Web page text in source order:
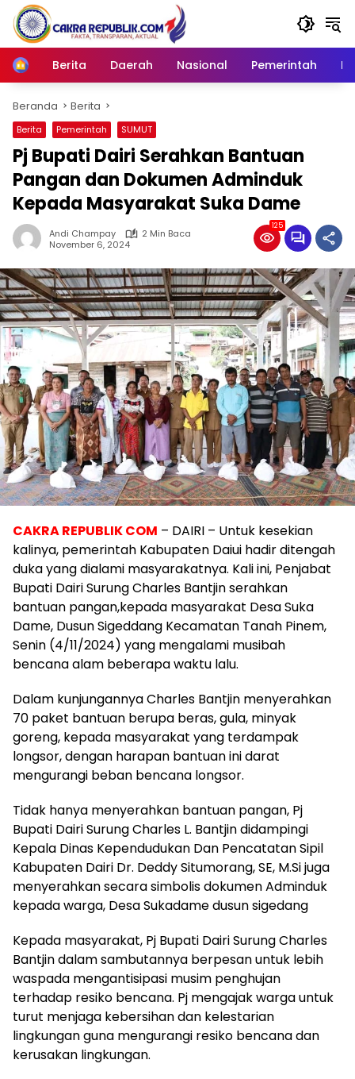
Langsung
konten
Home
Berita Daerah Nasional Pemerintah
Beranda Berita
Berita Pemerintah SUMUT
Pj Bupati Dairi Serahkan Bantuan
Pangan dan Dokumen Adminduk
Kepada Masyarakat Suka Dame
Andi Champay
2 Min Baca
November 6, 2024
125
CAKRA REPUBLIK COM – DAIRI – Untuk kesekian
kalinya, pemerintah Kabupaten Daiui hadir ditengah
duka yang dialami masyarakatnya. Kali ini, Penjabat
Bupati Dairi Surung Charles Bantjin serahkan
bantuan pangan,kepada masyarakat Desa Suka
Dame, Dusun Sigeddang Kecamatan Tanah Pinem,
Senin (4/11/2024) yang mengalami musibah
bencana alam beberapa waktu lalu.
Dalam kunjungannya Charles Bantjin menyerahkan
70 paket bantuan berupa beras, gula, minyak
goreng, kepada masyarakat yang terdampak
longsor, dengan harapan bantuan ini darat
mengurangi beban bencana longsor.
Tidak hanya menyerahkan bantuan pangan, Pj
Bupati Dairi Surung Charles L. Bantjin didampingi
Kepala Dinas Kependudukan Dan Pencatatan Sipil
Kabupaten Dairi Dr. Deddy Situmorang, SE, M.Si juga
menyerahkan secara simbolis dokumen Adminduk
kepada warga, Desa Sukadame dusun sigedang
Kepada masyarakat, Pj Bupati Dairi Surung Charles
Bantjin dalam sambutannya berpesan untuk lebih
waspada mengantisipasi musim penghujan
terhadap resiko bencana. Pj mengajak warga untuk
turut menjaga kebersihan dan kelestarian
lingkungan guna mengurangi resiko bencana dan
kerusakan lingkungan.